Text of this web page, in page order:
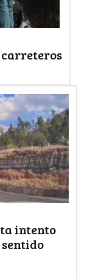
intento